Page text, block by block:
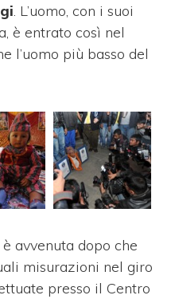
. L’uomo, con i suoi
è entrato così nel
l’uomo più basso del
avvenuta dopo che
misurazioni nel giro
presso il Centro